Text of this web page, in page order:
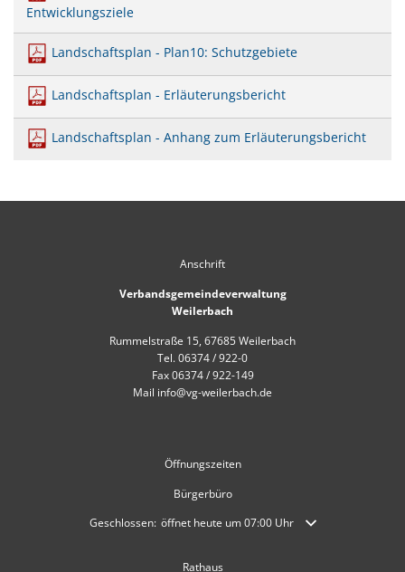
Entwicklungsziele
Landschaftsplan - Plan10: Schutzgebiete
Landschaftsplan - Erläuterungsbericht
Landschaftsplan - Anhang zum Erläuterungsbericht
Anschrift
Verbandsgemeindeverwaltung
Weilerbach
Rummelstraße 15, 67685 Weilerbach
Tel. 06374 / 922-0
Fax 06374 / 922-149
Mail info@vg-weilerbach.de
Öffnungszeiten
Bürgerbüro
Klicken, um weitere Öffnungs- oder Schließzeiten
Geschlossen: öffnet heute um 07:00 Uhr
Rathaus